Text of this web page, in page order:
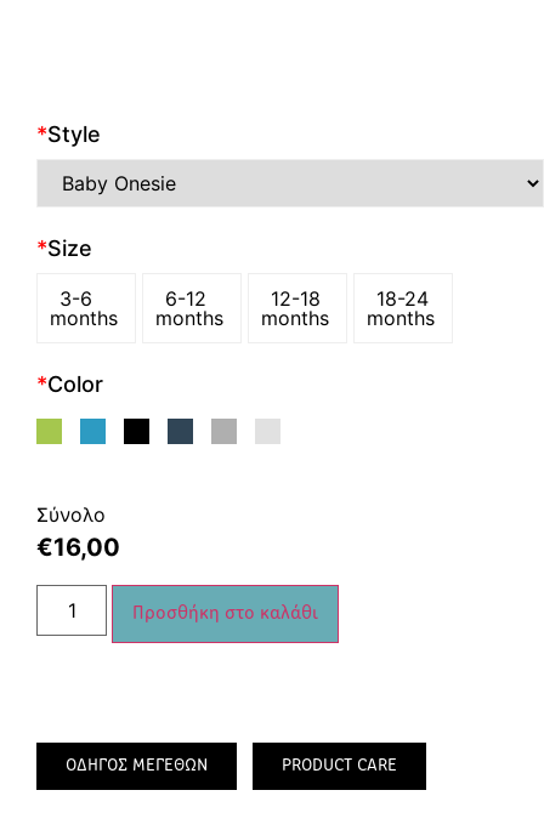
*Style
*Size
3-6
months
6-12
months
12-18
months
18-24
months
*Color
Σύνολο
€16,00
Προσθήκη στο καλάθι
ΟΔΗΓΟΣ ΜΕΓΕΘΩΝ PRODUCT CARE